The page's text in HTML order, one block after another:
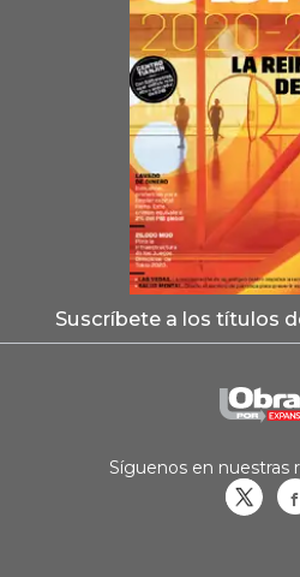
Suscríbete a los títulos
Síguenos en nuestras